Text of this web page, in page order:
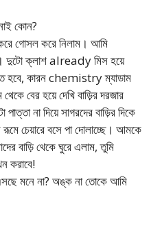
কোন?
গোসল করে নিলাম। আমি
দুটো ক্লাশ already মিস হয়ে
হবে, কারন chemistry ম্যাডাম
বের হয়ে দেখি বাড়ির দরজার
না দিয়ে সাগরদের বাড়ির দিকে
রূমে চেয়ারে বসে পা দোলাচ্ছে। আমকে
বাড়ি থেকে ঘুরে এলাম, তুমি
করাবে!
মনে না? অঙ্ক না তোকে আমি